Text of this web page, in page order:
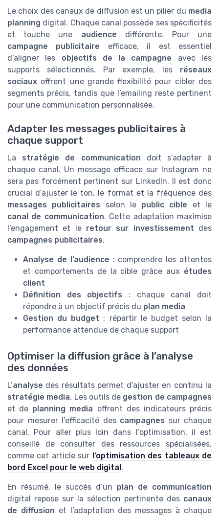
Le choix des canaux de diffusion est un pilier du media
planning digital. Chaque canal possède ses spécificités
et touche une audience différente. Pour une
campagne publicitaire efficace, il est essentiel
d’aligner les objectifs de la campagne avec les
supports sélectionnés. Par exemple, les réseaux
sociaux offrent une grande flexibilité pour cibler des
segments précis, tandis que l’emailing reste pertinent
pour une communication personnalisée.
Adapter les messages publicitaires à
chaque support
La stratégie de communication doit s’adapter à
chaque canal. Un message efficace sur Instagram ne
sera pas forcément pertinent sur LinkedIn. Il est donc
crucial d’ajuster le ton, le format et la fréquence des
messages publicitaires selon le public cible et le
canal de communication. Cette adaptation maximise
l’engagement et le retour sur investissement des
campagnes publicitaires.
Analyse de l’audience : comprendre les attentes
et comportements de la cible grâce aux études
client
Définition des objectifs : chaque canal doit
répondre à un objectif précis du plan media
Gestion du budget : répartir le budget selon la
performance attendue de chaque support
Optimiser la diffusion grâce à l’analyse
des données
L’analyse des résultats permet d’ajuster en continu la
stratégie media. Les outils de gestion de campagnes
et de planning media offrent des indicateurs précis
pour mesurer l’efficacité des campagnes sur chaque
canal. Pour aller plus loin dans l’optimisation, il est
conseillé de consulter des ressources spécialisées,
comme cet article sur l’optimisation des tableaux de
bord Excel pour le web digital.
En résumé, le succès d’un plan de communication
digital repose sur la sélection pertinente des canaux
de diffusion et l’adaptation des messages à chaque